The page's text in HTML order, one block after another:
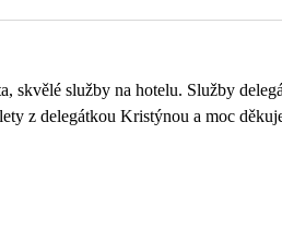
skvělé služby na hotelu. Služby
z delegátkou Kristýnou a moc